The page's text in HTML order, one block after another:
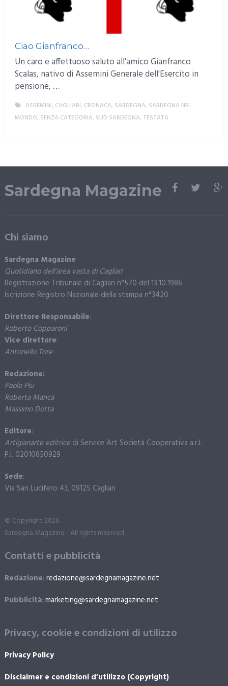
Ciao Gianfranco…
Un caro e affettuoso saluto all'amico Gianfranco
Scalas, nativo di Assemini Generale dell'Esercito in
pensione, …
ASSEMINI, CAGLIARI, CRONACA, SARDEGNA, SARDEGNA NEL
MONDO, SENZA CATEGORIA, SUD SARDEGNA, TESTATA
Sardegna Magazine
Chi siamo
Sardegna Magazine
Quotidiano dell’area vasta di Cagliari
Registrazione Tribunale di Cagliari n°570 del 13.10.1986
Iscrizione Registro Nazionale della stampa n°3420
Direttore Responsabile:
Roberto Copparoni
Vice direttore:
Antonello Tore
Redazione:
Paolo Piu
Roberta Manca
Massimo Dotta
Editore:
Artigianarte editricedi Service Art Società Cooperativa a.r.l.
P.I. 02010850929
Sede:
Via San Lucifero 43, 09125 Cagliari
© Copyright 2026.
Sardegna Magazine - All rights reserved.
Contatti e pubblicità
Redazione: redazione@sardegnamagazine.net
Pubblicità: marketing@sardegnamagazine.net
Privacy, cookie e condizioni di utilizzo
Privacy Policy
Disclaimer e condizioni d’utilizzo (Copyright)